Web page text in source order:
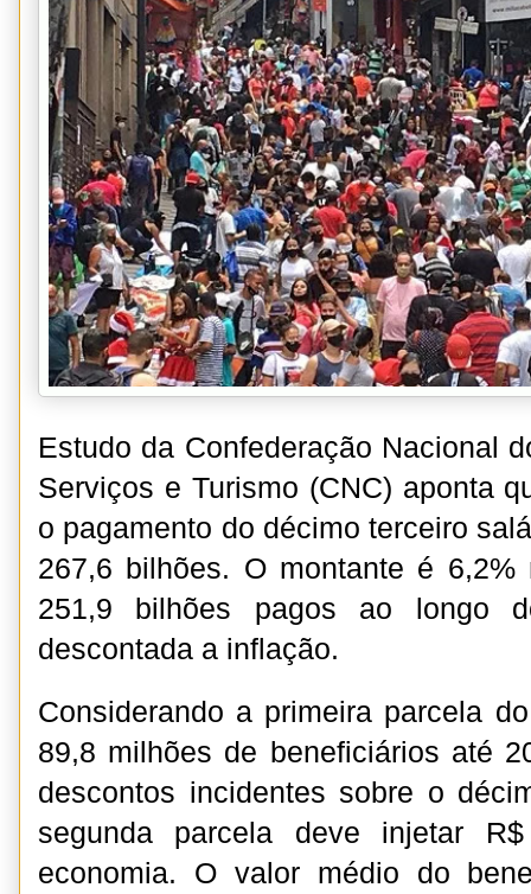
Estudo da Confederação Nacional
Serviços e Turismo (CNC) aponta
o pagamento do décimo terceiro
267,6 bilhões. O montante é
251,9 bilhões pagos ao longo
descontada a inflação.
Considerando a primeira parcela
89,8 milhões de beneficiários até
descontos incidentes sobre o
segunda parcela deve injetar
economia. O valor médio do